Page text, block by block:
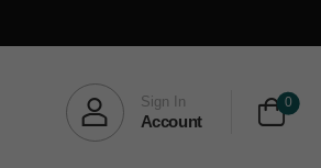
Sign In
Account
0